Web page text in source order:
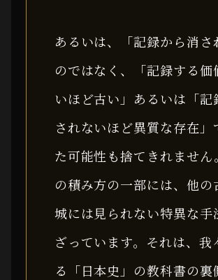
あるいは、「記録から消さ
のではなく、「記録する価
いほど古い」あるいは「記
されないほど異質な存在」
た可能性も捨てきれません
の積み方の一部には、他の
城には見られない特異な手
ざっています。それは、我
る「日本史」の教科書の裏